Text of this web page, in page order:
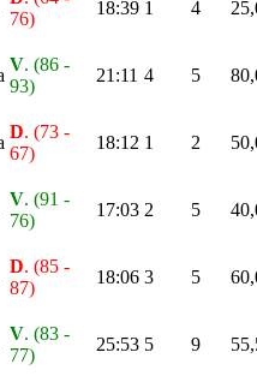
76)
18:39 1 4
V. (86 -
93)
21:11 4 5
D. (73 -
67)
18:12 1 2
V. (91 -
76)
17:03 2 5
D. (85 -
87)
18:06 3 5
V. (83 -
77)
25:53 5 9